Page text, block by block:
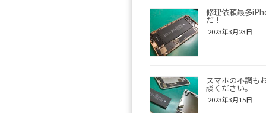
修理依頼最多
だ！
2023年3月23日
スマホの不調も
談ください。
2023年3月15日